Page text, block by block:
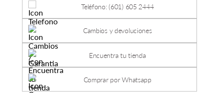
Teléfono: (601) 605 2444
Cambios y devoluciones
Encuentra tu tienda
Comprar por Whatsapp